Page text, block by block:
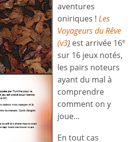
aventures
oniriques ! Les
Voyageurs du Rêve
(v3) est arrivée 16e
sur 16 jeux notés,
les pairs noteurs
ayant du mal à
comprendre
comment on y
joue...
En tout cas